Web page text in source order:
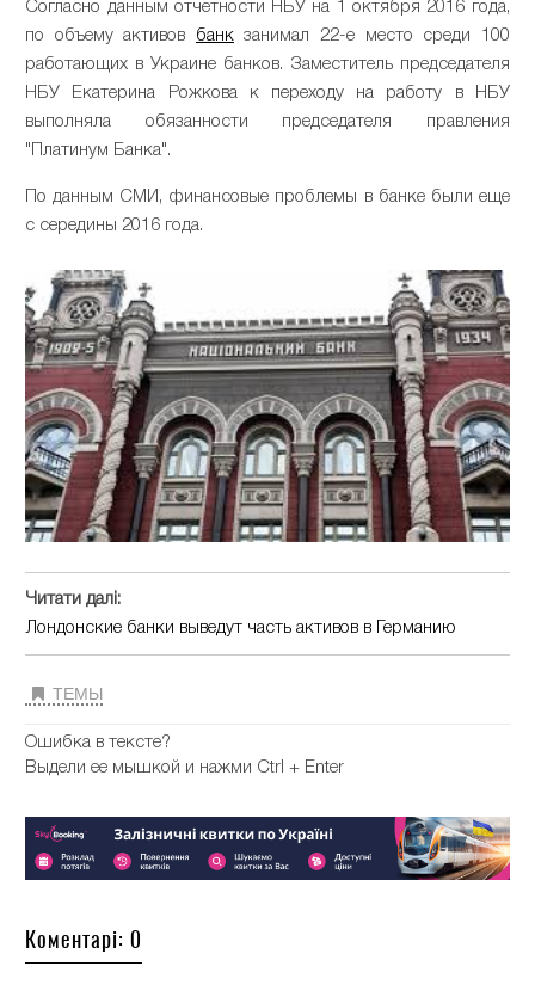
Согласно данным отчетности НБУ на 1 октября 2016 года,
по объему активов банкзанимал 22-е место среди 100
работающих в Украине банков. Заместитель председателя
НБУ Екатерина Рожкова к переходу на работу в НБУ
выполняла обязанности председателя правления
"Платинум Банка".
По данным СМИ, финансовые проблемы в банке были еще
с середины 2016 года.
Читати далі:
Лондонские банки выведут часть активов в Германию
ТЕМЫ
Ошибка в тексте?
Выдели ее мышкой и нажми Ctrl + Enter
Коментарі: 0